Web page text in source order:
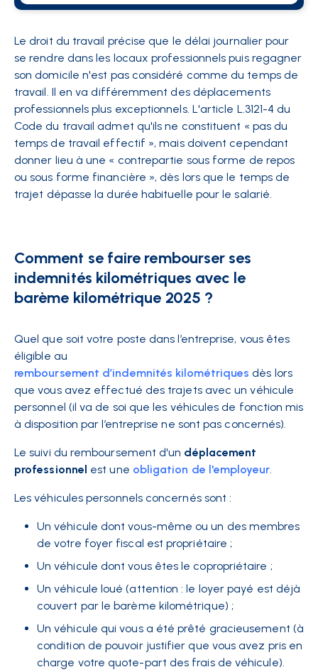
Le droit du travail précise que le délai journalier pour
se rendre dans les locaux professionnels puis regagner
son domicile n'est pas considéré comme du temps de
travail. Il en va différemment des déplacements
professionnels plus exceptionnels. L'article L.3121-4 du
Code du travail admet qu'ils ne constituent « pas du
temps de travail effectif », mais doivent cependant
donner lieu à une « contrepartie sous forme de repos
ou sous forme financière », dès lors que le temps de
trajet dépasse la durée habituelle pour le salarié.
Comment se faire rembourser ses
indemnités kilométriques avec le
barème kilométrique 2025 ?
Quel que soit votre poste dans l’entreprise, vous êtes
éligible au
remboursement d’indemnités kilométriques dès lors
que vous avez effectué des trajets avec un véhicule
personnel (il va de soi que les véhicules de fonction mis
à disposition par l’entreprise ne sont pas concernés).
Le suivi du remboursement d'un déplacement
professionnel est une obligation de l'employeur.
Les véhicules personnels concernés sont :
Un véhicule dont vous-même ou un des membres
de votre foyer fiscal est propriétaire ;
Un véhicule dont vous êtes le copropriétaire ;
Un véhicule loué (attention : le loyer payé est déjà
couvert par le barème kilométrique) ;
Un véhicule qui vous a été prêté gracieusement (à
condition de pouvoir justifier que vous avez pris en
charge votre quote-part des frais de véhicule).